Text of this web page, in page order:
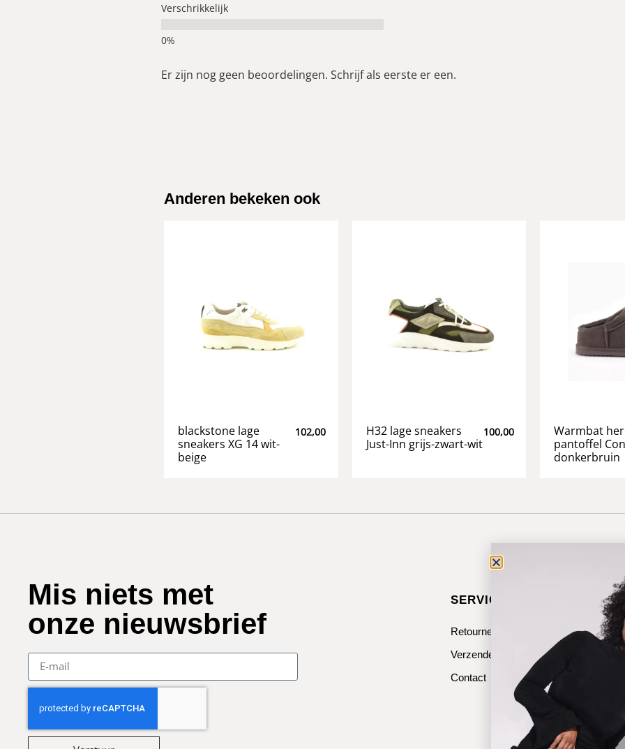
Verschrikkelijk
Er zijn nog geen beoordelingen. Schrijf als eerste er een.
Anderen bekeken ook
blackstone lage
sneakers XG 14 wit-
beige
102,00
H32 lage sneakers
Just-Inn grijs-zwart-wit
100,00
Warmbat
pantoffel
donkerbruin
Mis niets met
onze nieuwsbrief
SERVICE & CONTACT
Retourneren
Verzenden
Contact